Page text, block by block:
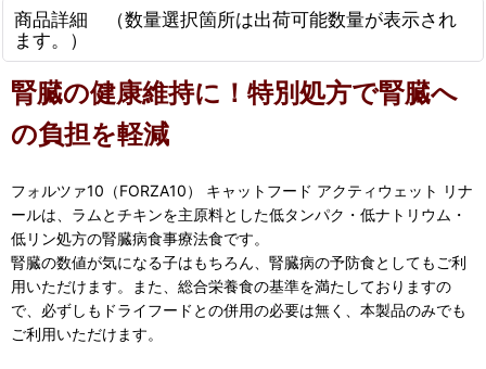
商品詳細 （数量選択箇所は出荷可能数量が表示され
ます。）
腎臓の健康維持に！特別処方で腎臓へ
の負担を軽減
フォルツァ10（FORZA10） キャットフード アクティウェット リナ
ールは、ラムとチキンを主原料とした低タンパク・低ナトリウム・
低リン処方の腎臓病食事療法食です。
腎臓の数値が気になる子はもちろん、腎臓病の予防食としてもご利
用いただけます。また、総合栄養食の基準を満たしておりますの
で、必ずしもドライフードとの併用の必要は無く、本製品のみでも
ご利用いただけます。